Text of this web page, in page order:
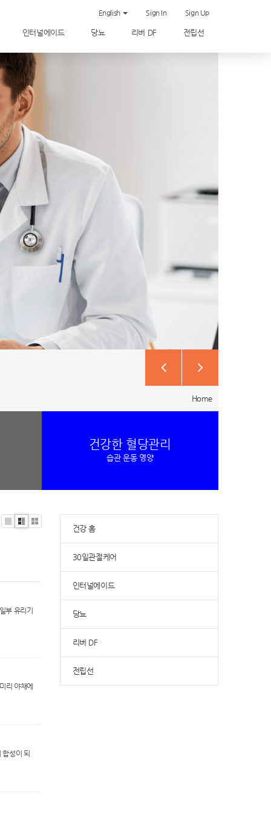
English Sign In Sign Up
인터널에이드 당뇨 리버 DF 전립선
Home
건강한 혈당관리
습관 운동 영양
건강 홈
30일관절케어
인터널에이드
당뇨
리버 DF
전립선
Li
Zi
G
부 유리기
리 야채에
성이 되